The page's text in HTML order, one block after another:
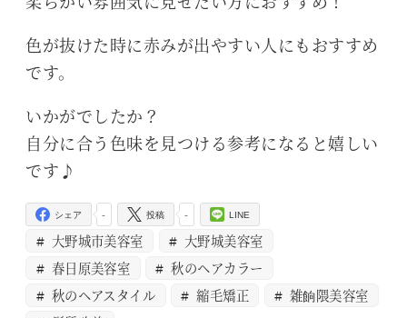
色が抜けた時に赤みが出やすい人にもおすすめ
です。
いかがでしたか？
自分に合う色味を見つける参考になると嬉しい
です♪
-
シェア -
投稿 LINE
大野城市美容室
大野城美容室
春日原美容室
秋のヘアカラー
秋のヘアスタイル
縮毛矯正
雑餉隈美容室